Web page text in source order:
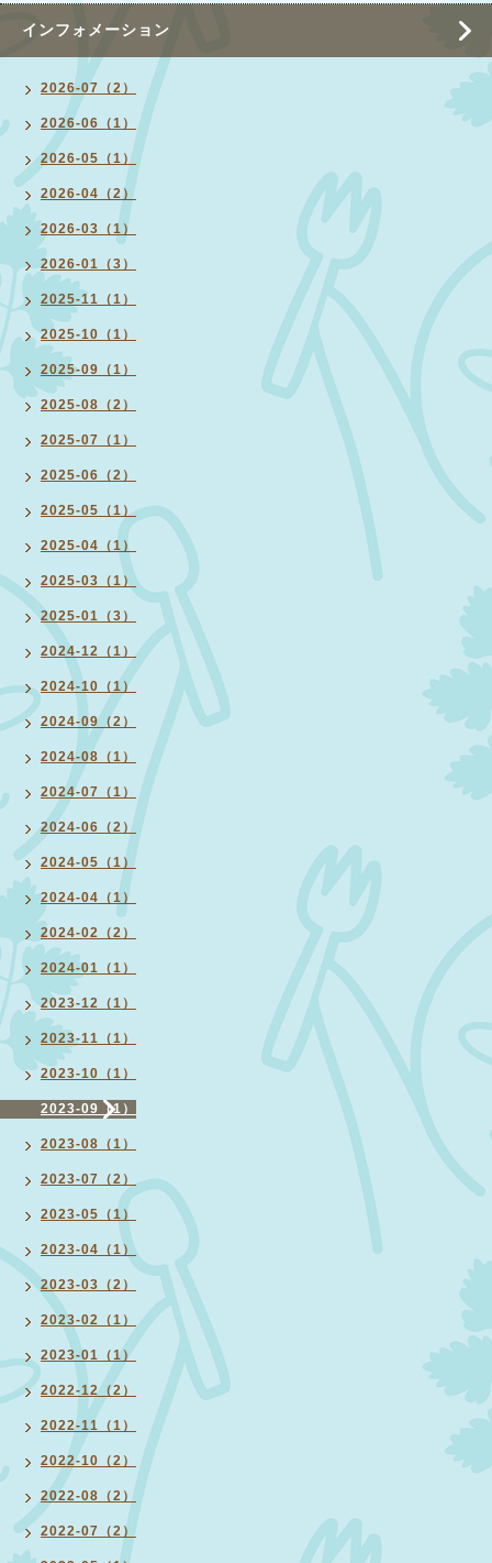
インフォメーション
2026-07（2）
2026-06（1）
2026-05（1）
2026-04（2）
2026-03（1）
2026-01（3）
2025-11（1）
2025-10（1）
2025-09（1）
2025-08（2）
2025-07（1）
2025-06（2）
2025-05（1）
2025-04（1）
2025-03（1）
2025-01（3）
2024-12（1）
2024-10（1）
2024-09（2）
2024-08（1）
2024-07（1）
2024-06（2）
2024-05（1）
2024-04（1）
2024-02（2）
2024-01（1）
2023-12（1）
2023-11（1）
2023-10（1）
2023-09（1）
2023-08（1）
2023-07（2）
2023-05（1）
2023-04（1）
2023-03（2）
2023-02（1）
2023-01（1）
2022-12（2）
2022-11（1）
2022-10（2）
2022-08（2）
2022-07（2）